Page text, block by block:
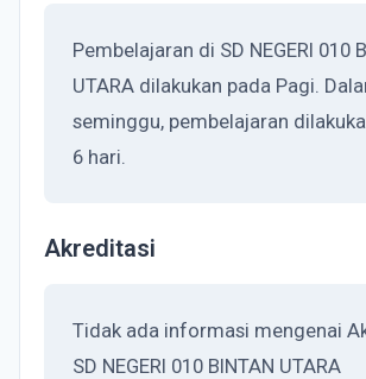
Pembelajaran di SD NEGERI 010
UTARA dilakukan pada Pagi.
seminggu, pembelajaran
6 hari.
Akreditasi
Tidak ada informasi mengenai
SD NEGERI 010 BINTAN UTARA